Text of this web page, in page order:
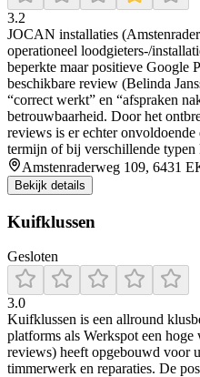
3.2
JOCAN installaties
operationeel loodgieters-/
beperkte maar positieve Google
beschikbare review (Belinda
“correct werkt” en “afspraken
betrouwbaarheid. Door het
reviews is er echter
termijn of bij verschillende typen
Amstenraderweg 109, 6431
Bekijk details
Kuifklussen
Gesloten
3.0
Kuifklussen is een allround
platforms als Werkspot een
reviews) heeft opgebouwd voor
timmerwerk en reparaties. De